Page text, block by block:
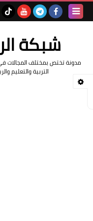
شبكة
مدونة تختص بمختلف المجالات في
التربية والتعليم